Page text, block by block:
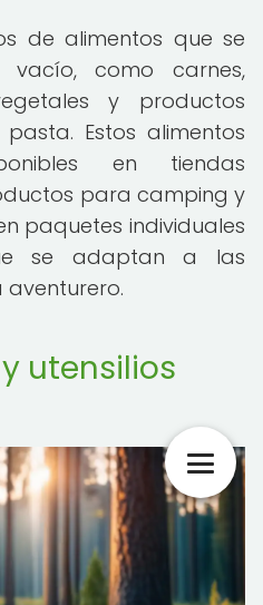
de alimentos que se
como carnes,
y productos
Estos alimentos
en tiendas
para camping y
paquetes individuales
se adaptan a las
utensilios